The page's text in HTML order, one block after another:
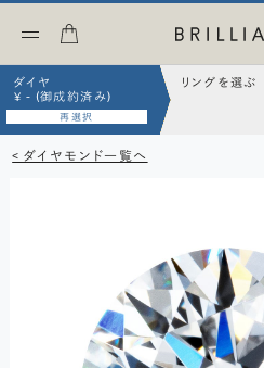
ダイヤ
¥ - (御成約済み)
再選択
リングを選ぶ
< ダイヤモンド一覧へ